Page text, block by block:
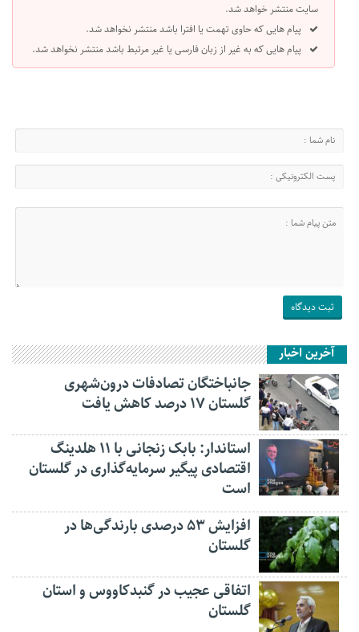
سایت منتشر خواهد شد.
پیام هایی که حاوی تهمت یا افترا باشد منتشر نخواهد شد.
پیام هایی که به غیر از زبان فارسی یا غیر مرتبط باشد منتشر نخواهد شد.
آخرین اخبار
جانباختگان تصادفات درون‌شهری
گلستان ۱۷ درصد کاهش یافت
استاندار: بابک زنجانی با ۱۱ هلدینگ
اقتصادی پیگیر سرمایه‌گذاری در گلستان
است
افزایش ۵۳ درصدی بارندگی‌ها در
گلستان
اتفاقی عجیب در‌ گنبدکاووس و استان
گلستان